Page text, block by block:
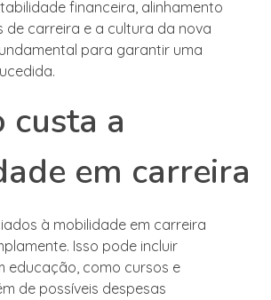
financeira, alinhamento
de carreira e a cultura da nova
para garantir uma
custa a
em carreira
à mobilidade em carreira
Isso pode incluir
educação, como cursos e
de possíveis despesas